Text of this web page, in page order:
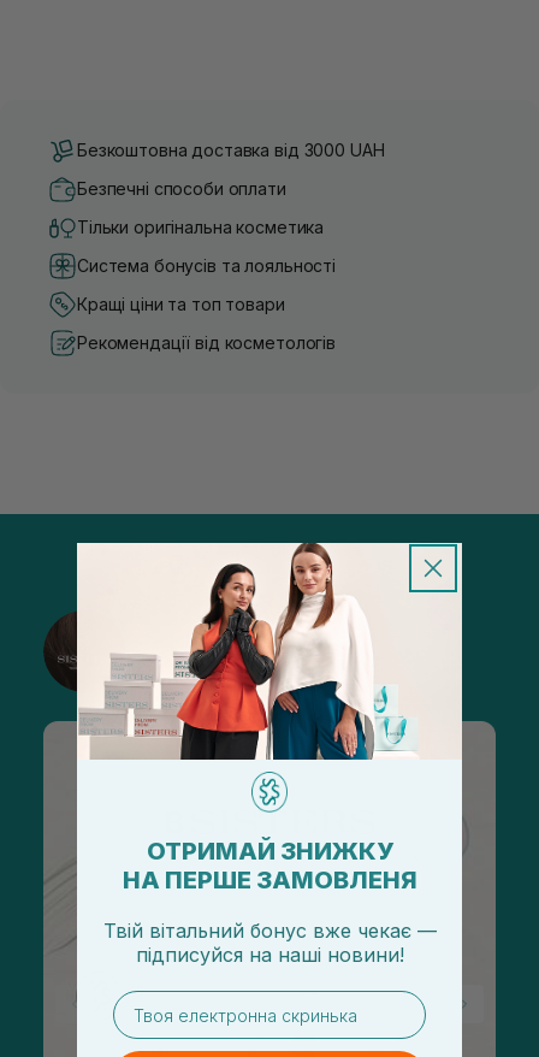
Безкоштовна доставка від 3000 UAH
Безпечні способи оплати
Тільки оригінальна косметика
Система бонусів та лояльності
Кращі ціни та топ товари
Рекомендації від косметологів
@sisters_stelmakh в Instagram
Підписатися
ОТРИМАЙ ЗНИЖКУ
НА ПЕРШЕ ЗАМОВЛЕНЯ
Твій вітальний бонус вже чекає —
підписуйся на наші новини!
email